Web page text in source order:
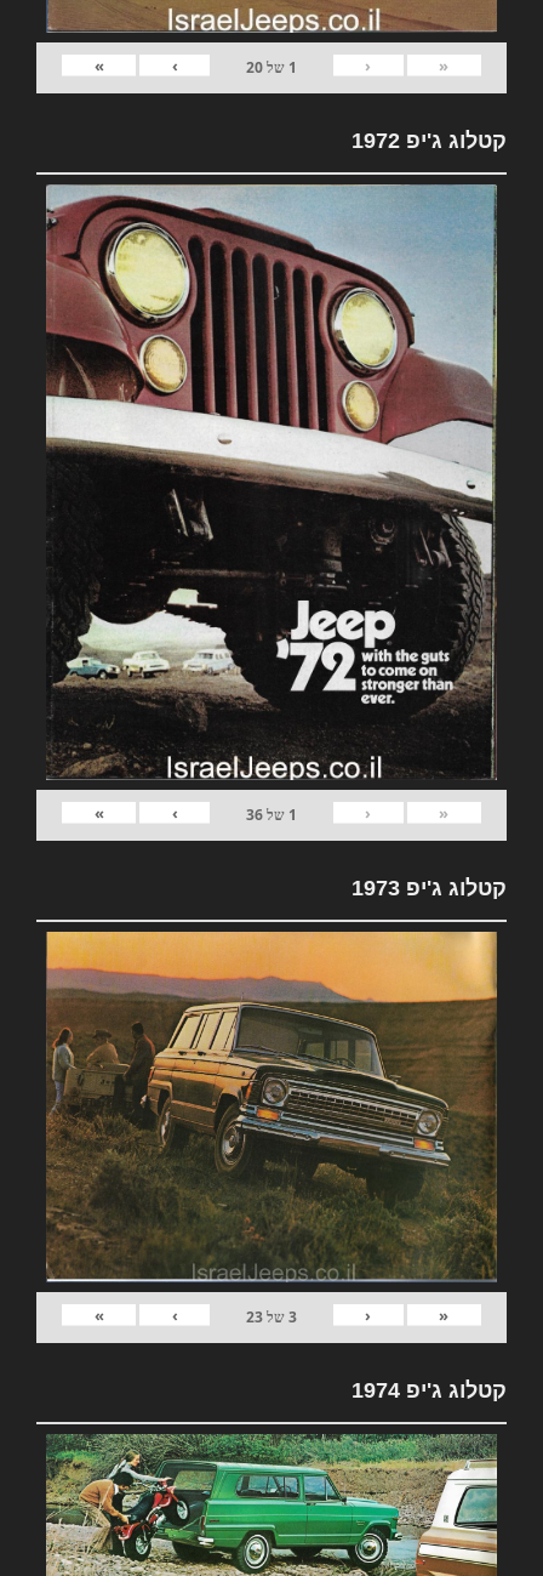
«
‹
1 של20
›
»
קטלוג ג'יפ 1972
«
‹
1 של36
›
»
קטלוג ג'יפ 1973
«
‹
3של23
›
»
קטלוג ג'יפ 1974